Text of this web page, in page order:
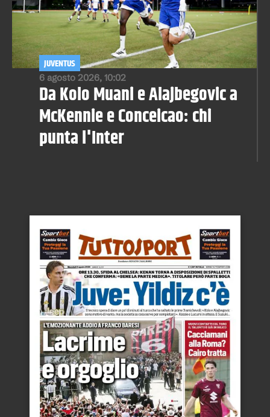
6 agosto 2026, 10:02
JUVENTUS
Da Kolo Muani e Alajbegovic a
McKennie e Conceicao: chi
punta l'Inter